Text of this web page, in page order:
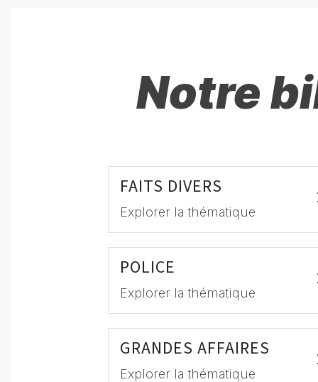
Notre
FAITS DIVERS
Explorer la thématique
POLICE
Explorer la thématique
GRANDES AFFAIRES
Explorer la thématique